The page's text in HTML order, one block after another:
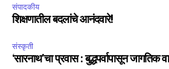
संपादकीय
शिक्षणातील बदलांचे आनंदवारे!
संस्कृती
‘सारनाथ’चा प्रवास : बुद्धपर्वापासून जागतिक